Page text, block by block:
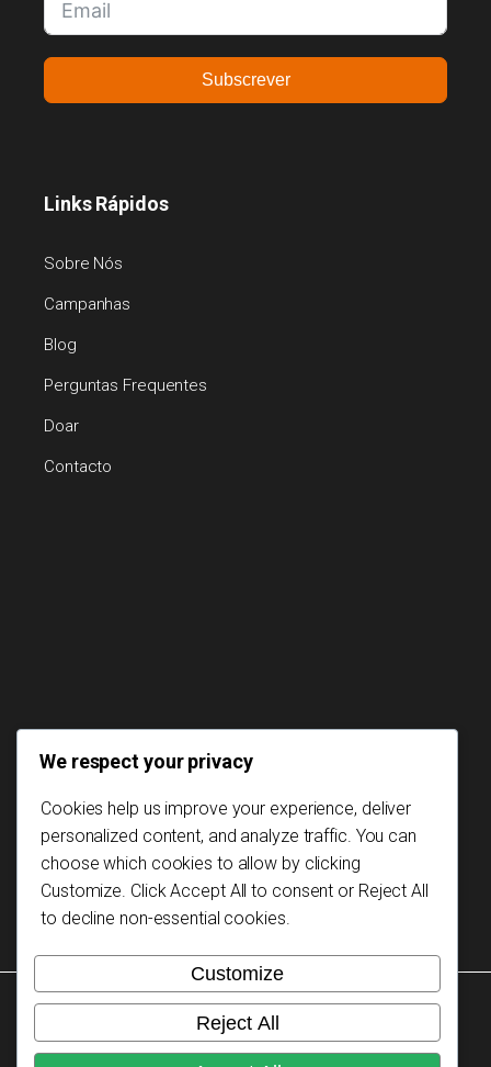
Subscrever
Links Rápidos
Sobre Nós
Campanhas
Blog
Perguntas Frequentes
Doar
Contacto
Copyright © 2026 Mozambikes. Todos Direitos
We respect your privacy
Cookies help us improve your experience, deliver
personalized content, and analyze traffic. You can
choose which cookies to allow by clicking
Customize . ClickAccept All to consent or Reject All
to decline non-essential cookies.
Customize
Reject All